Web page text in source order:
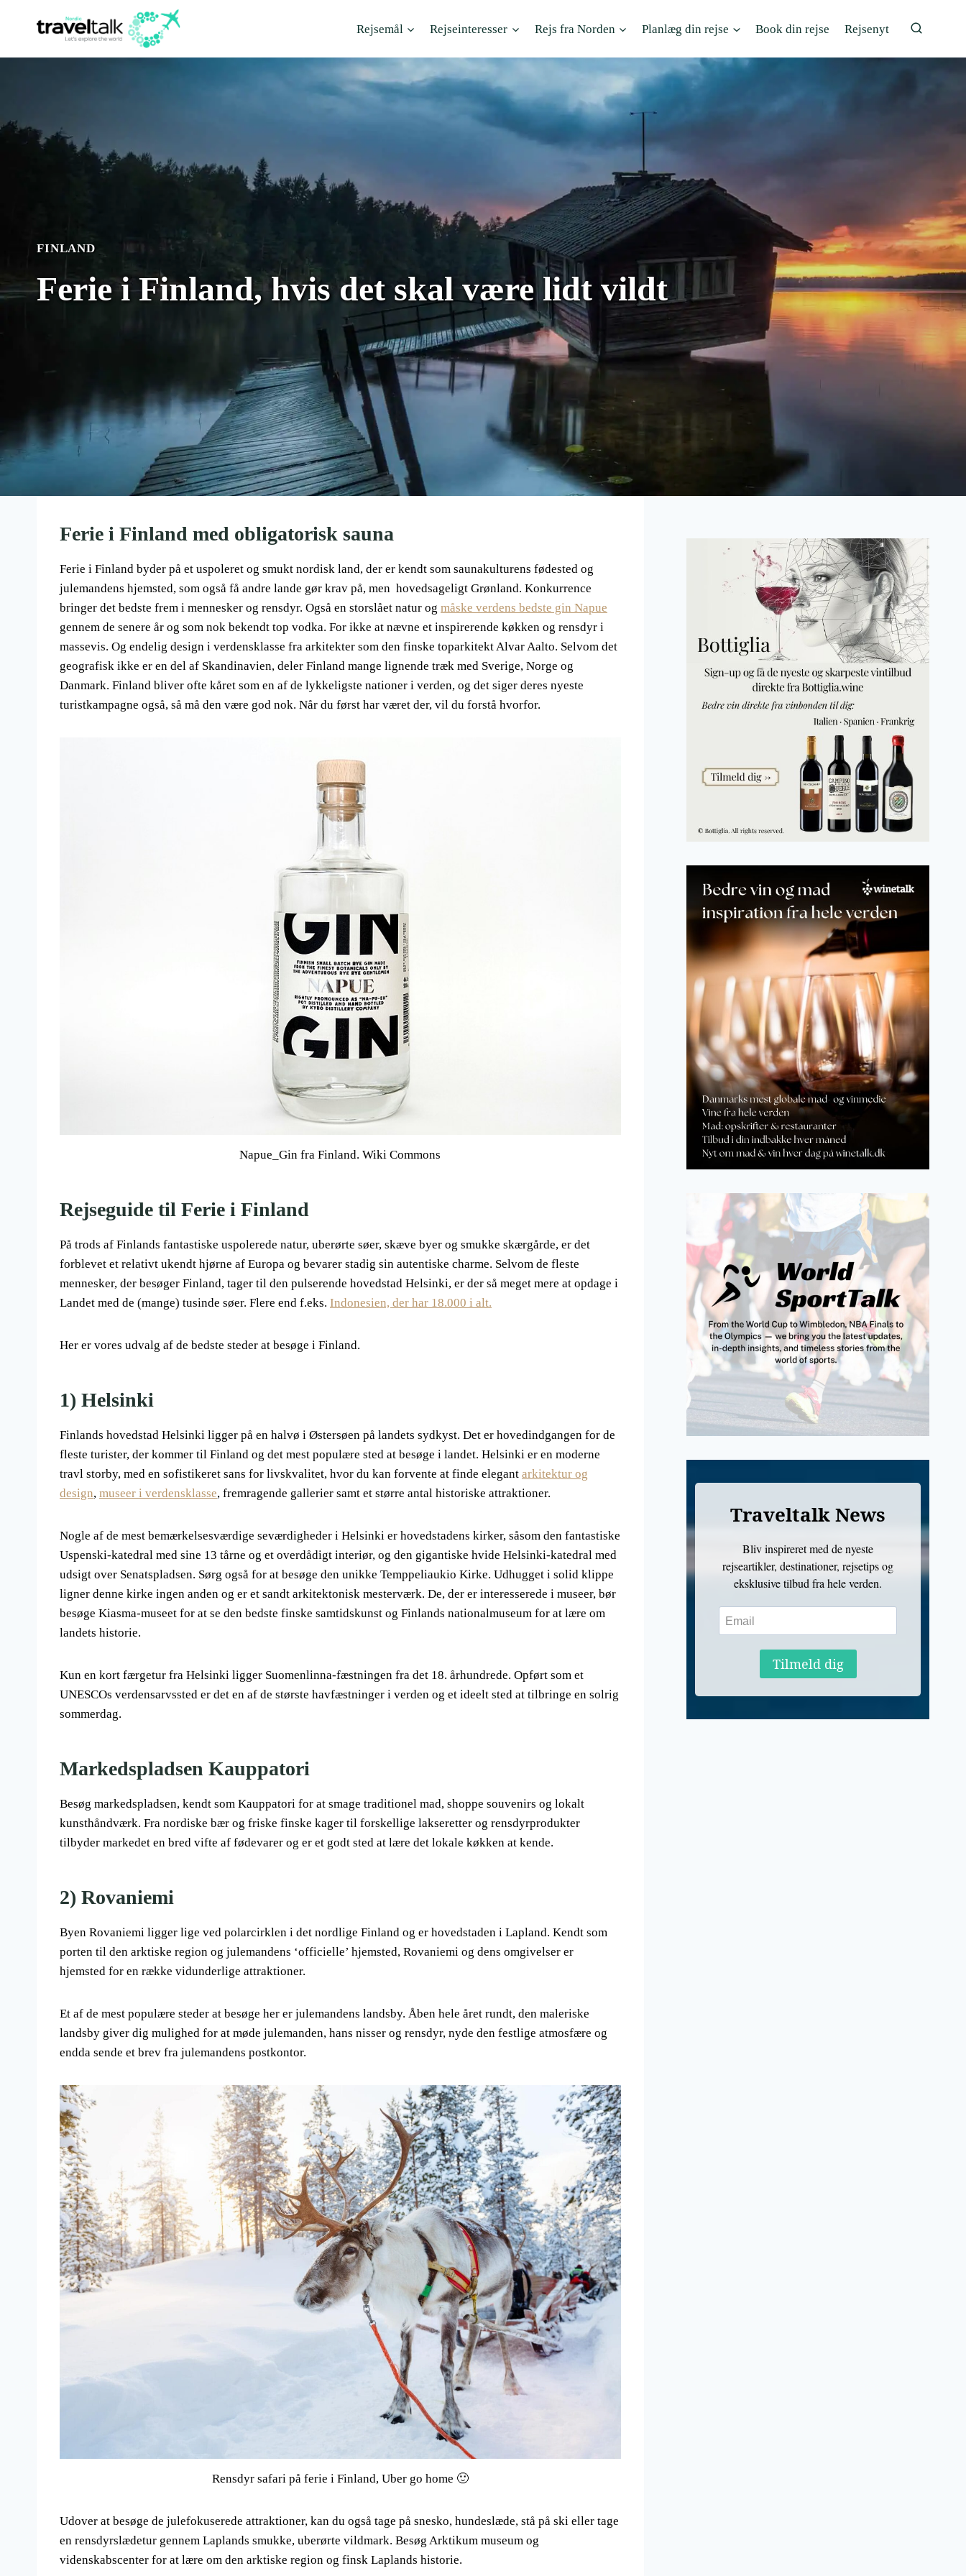
Rejsemål Rejseinteresser Rejs fra Norden Planlæg din rejse Book din rejse Rejsenyt
FINLAND
Ferie i Finland, hvis det skal være lidt vildt
Ferie i Finland med obligatorisk sauna
Ferie i Finland byder på et uspoleret og smukt nordisk land, der er kendt som saunakulturens fødested og
julemandens hjemsted, som også få andre lande gør krav på, men hovedsageligt Grønland. Konkurrence
bringer det bedste frem i mennesker og rensdyr. Også en storslået natur og måske verdens bedste gin Napue
gennem de senere år og som nok bekendt top vodka. For ikke at nævne et inspirerende køkken og rensdyr i
massevis. Og endelig design i verdensklasse fra arkitekter som den finske toparkitekt Alvar Aalto. Selvom det
geografisk ikke er en del af Skandinavien, deler Finland mange lignende træk med Sverige, Norge og
Danmark. Finland bliver ofte kåret som en af ​​de lykkeligste nationer i verden, og det siger deres nyeste
turistkampagne også, så må den være god nok. Når du først har været der, vil du forstå hvorfor.
Napue_Gin fra Finland. Wiki Commons
Rejseguide til Ferie i Finland
På trods af Finlands fantastiske uspolerede natur, uberørte søer, skæve byer og smukke skærgårde, er det
forblevet et relativt ukendt hjørne af Europa og bevarer stadig sin autentiske charme. Selvom de fleste
mennesker, der besøger Finland, tager til den pulserende hovedstad Helsinki, er der så meget mere at opdage i
Landet med de (mange) tusinde søer. Flere end f.eks. Indonesien, der har 18.000 i alt.
Her er vores udvalg af de bedste steder at besøge i Finland.
1) Helsinki
Finlands hovedstad Helsinki ligger på en halvø i Østersøen på landets sydkyst. Det er hovedindgangen for de
fleste turister, der kommer til Finland og det mest populære sted at besøge i landet. Helsinki er en moderne
travl storby, med en sofistikeret sans for livskvalitet, hvor du kan forvente at finde elegant arkitektur og
design, museer i verdensklasse, fremragende gallerier samt et større antal historiske attraktioner.
Nogle af de mest bemærkelsesværdige seværdigheder i Helsinki er hovedstadens kirker, såsom den fantastiske
Uspenski-katedral med sine 13 tårne ​​og et overdådigt interiør, og den gigantiske hvide Helsinki-katedral med
udsigt over Senatspladsen. Sørg også for at besøge den unikke Temppeliaukio Kirke. Udhugget i solid klippe
ligner denne kirke ingen anden og er et sandt arkitektonisk mesterværk. De, der er interesserede i museer, bør
besøge Kiasma-museet for at se den bedste finske samtidskunst og Finlands nationalmuseum for at lære om
landets historie.
Kun en kort færgetur fra Helsinki ligger Suomenlinna-fæstningen fra det 18. århundrede. Opført som et
UNESCOs verdensarvssted er det en af ​​de største havfæstninger i verden og et ideelt sted at tilbringe en solrig
sommerdag.
Markedspladsen Kauppatori
Besøg markedspladsen, kendt som Kauppatori for at smage traditionel mad, shoppe souvenirs og lokalt
kunsthåndværk. Fra nordiske bær og friske finske kager til forskellige lakseretter og rensdyrprodukter
tilbyder markedet en bred vifte af fødevarer og er et godt sted at lære det lokale køkken at kende.
2) Rovaniemi
Byen Rovaniemi ligger lige ved polarcirklen i det nordlige Finland og er hovedstaden i Lapland. Kendt som
porten til den arktiske region og julemandens ‘officielle’ hjemsted, Rovaniemi og dens omgivelser er
hjemsted for en række vidunderlige attraktioner.
Et af de mest populære steder at besøge her er julemandens landsby. Åben hele året rundt, den maleriske
landsby giver dig mulighed for at møde julemanden, hans nisser og rensdyr, nyde den festlige atmosfære og
endda sende et brev fra julemandens postkontor.
Rensdyr safari på ferie i Finland, Uber go home 🙂
Udover at besøge de julefokuserede attraktioner, kan du også tage på snesko, hundeslæde, stå på ski eller tage
en rensdyrslædetur gennem Laplands smukke, uberørte vildmark. Besøg Arktikum museum og
videnskabscenter for at lære om den arktiske region og finsk Laplands historie.
Traveltalk News
Bliv inspireret med de nyeste
rejseartikler, destinationer, rejsetips og
eksklusive tilbud fra hele verden.
Tilmeld dig